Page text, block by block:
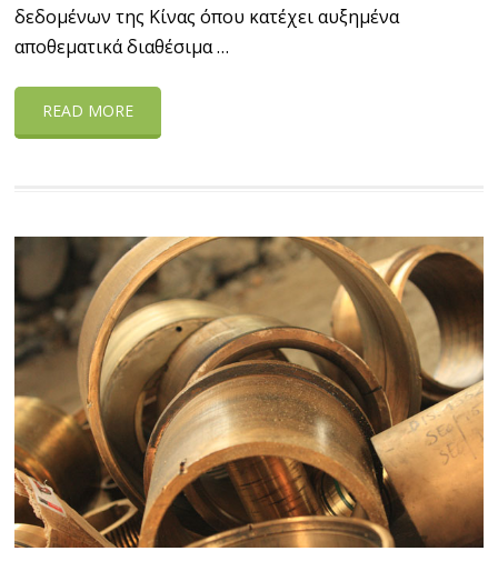
δεδομένων της Κίνας όπου κατέχει αυξημένα
αποθεματικά διαθέσιμα …
READ MORE